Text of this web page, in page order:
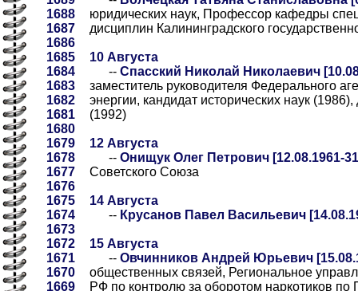
1688
1687
1686
1685
1684
1683
1682
1681
1680
1679
1678
1677
1676
1675
1674
1673
1672
1671
1670
1669
юридических наук, Профессор кафедры
дисциплин Калининградского
10 Августа
-- Спасский Николай Николаевич
заместитель руководителя Федерального
энергии, кандидат исторических наук
(1992)
12 Августа
-- Онищук Олег Петрович [12.08.1961-
Советского Союза
14 Августа
-- Крусанов Павел Васильевич
15 Августа
-- Овчинников Андрей Юрьевич
общественных связей, Региональное
РФ по контролю за оборотом наркотиков